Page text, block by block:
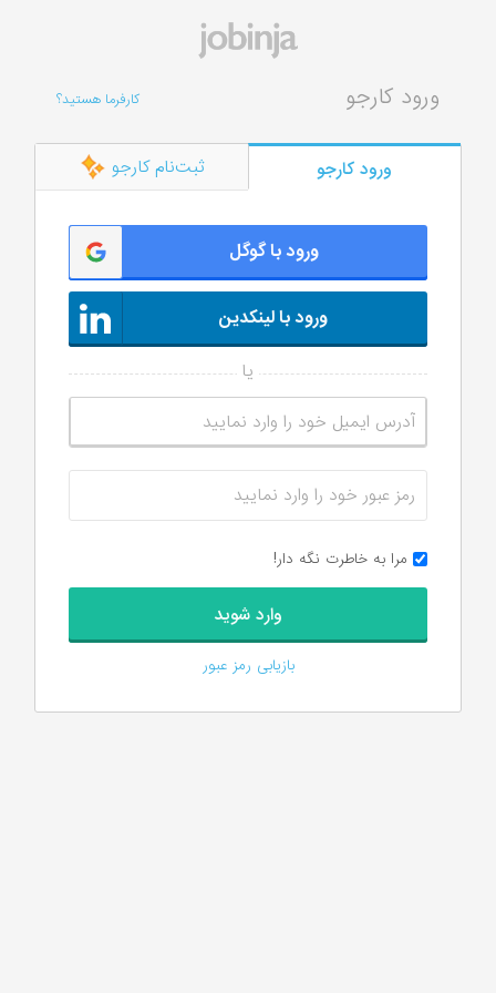
کارفرما هستید؟ ورود کارجو
ورود کارجو ثبت‌نام کارجو
ورود با گوگل
ورود با لینکدین
مرا به خاطرت نگه دار!
بازیابی رمز عبور